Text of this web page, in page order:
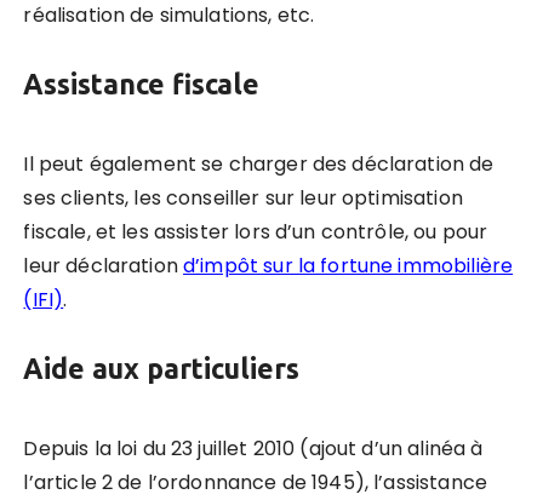
réalisation de simulations, etc.
Assistance fiscale
Il peut également se charger des déclaration de
ses clients, les conseiller sur leur optimisation
fiscale, et les assister lors d’un contrôle, ou pour
leur déclarationd’impôt sur la fortune immobilière
(IFI).
Aide aux particuliers
Depuis la loi du23 juillet 2010 (ajout d’un alinéa à
l’article 2 de l’ordonnance de 1945), l’assistance